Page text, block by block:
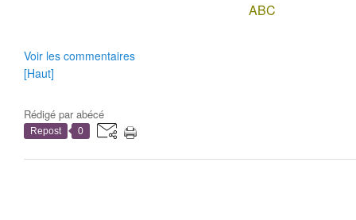
ABC
Voir les commentaires
[Haut]
Rédigé parabécé
Repost 0